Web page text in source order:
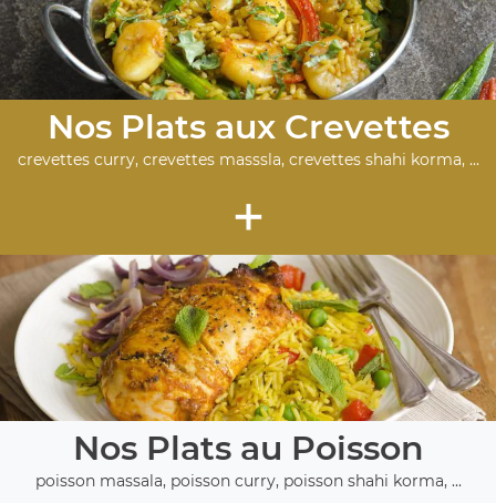
Nos Plats aux Crevettes
crevettes curry, crevettes masssla, crevettes shahi korma, ...
+
Nos Plats au Poisson
poisson massala, poisson curry, poisson shahi korma, ...